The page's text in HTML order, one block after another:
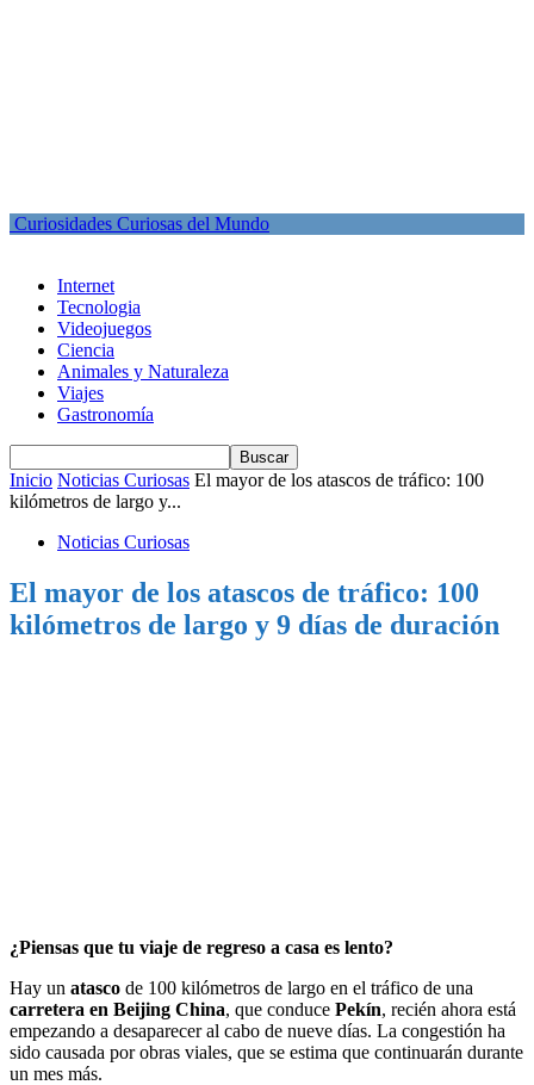
Curiosidades Curiosas del Mundo
Internet
Tecnologia
Videojuegos
Ciencia
Animales y Naturaleza
Viajes
Gastronomía
Inicio Noticias Curiosas El mayor de los atascos de tráfico: 100
kilómetros de largo y...
Noticias Curiosas
El mayor de los atascos de tráfico: 100
kilómetros de largo y 9 días de duración
¿Piensas que tu viaje de regreso a casa es lento?
Hay un atasco de 100 kilómetros de largo en el tráfico de una
carretera en Beijing China, que conduce Pekín, recién ahora está
empezando a desaparecer al cabo de nueve días. La congestión ha
sido causada por obras viales, que se estima que continuarán durante
un mes más.